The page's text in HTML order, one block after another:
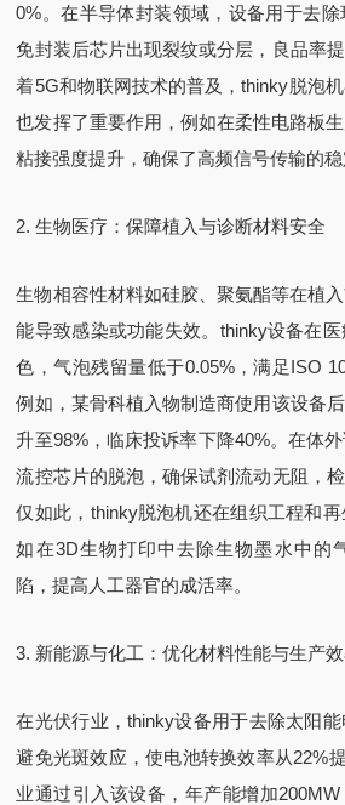
0%。在半导体封装领域，设备用于去
免封装后芯片出现裂纹或分层，良品率
着5G和物联网技术的普及，thinky脱泡
也发挥了重要作用，例如在柔性电路板
粘接强度提升，确保了高频信号传输的稳
2. 生物医疗：保障植入与诊断材料安全
生物相容性材料如硅胶、聚氨酯等在植
能导致感染或功能失效。thinky设备在
色，气泡残留量低于0.05%，满足ISO
例如，某骨科植入物制造商使用该设备后
升至98%，临床投诉率下降40%。在体
流控芯片的脱泡，确保试剂流动无阻，
仅如此，thinky脱泡机还在组织工程和
如在3D生物打印中去除生物墨水中的
陷，提高人工器官的成活率。
3. 新能源与化工：优化材料性能与生产
在光伏行业，thinky设备用于去除太阳能
避免光斑效应，使电池转换效率从22%
业通过引入该设备，年产能增加